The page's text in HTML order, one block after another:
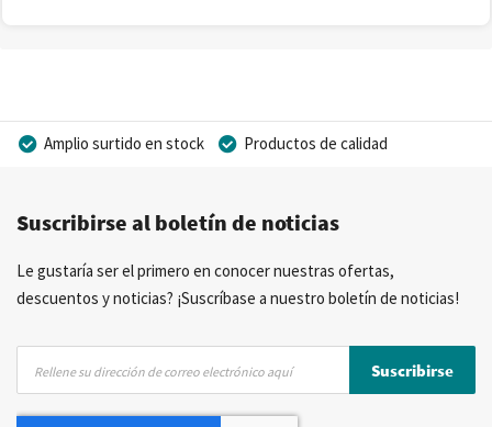
Amplio surtido en stock
Productos de calidad
Asesoramiento personal
Más de 40 años de experiencia
Posibilidad de crear marca privada
Suscribirse al boletín de noticias
Le gustaría ser el primero en conocer nuestras ofertas,
descuentos y noticias? ¡Suscríbase a nuestro boletín de noticias!
nuestro
Suscribirse